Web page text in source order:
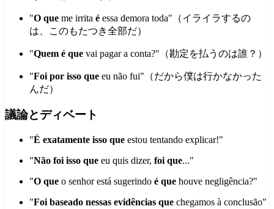
"O que me irrita é essa demora toda"（イライラするの
は、このもたつき全部だ）
"Quem é que vai pagar a conta?"（勘定を払うのは誰？）
"Foi por isso que eu não fui"（だから僕は行かなかった
んだ）
議論とディベート
"É exatamente isso que estou tentando explicar!"
"Não foi isso que eu quis dizer, foi que..."
"O que o senhor está sugerindo é que houve negligência?"
"Foi baseado nessas evidências que chegamos à conclusão"